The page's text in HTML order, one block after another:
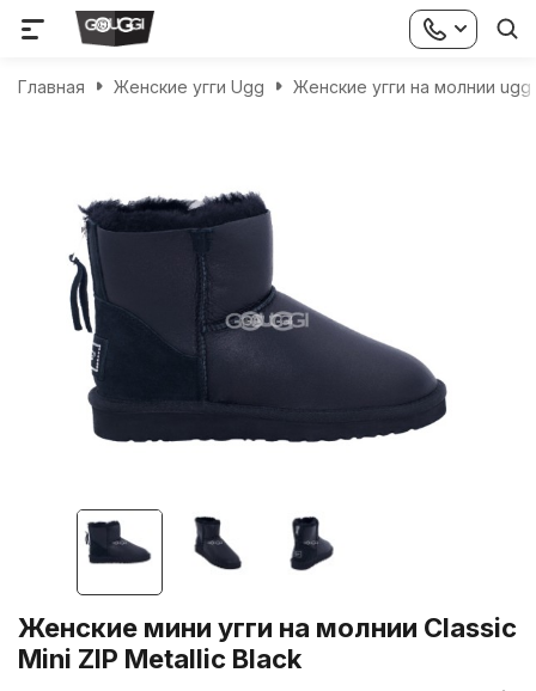
Главная Женские угги Ugg Женские угги на молнии ugg
Женские мини угги на молнии Classic
Mini ZIP Metallic Black